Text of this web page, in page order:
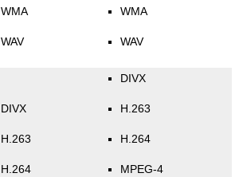
WMA
WAV
WMA
WAV
DIVX
H.263
H.264
DIVX
H.263
H.264
MPEG-4